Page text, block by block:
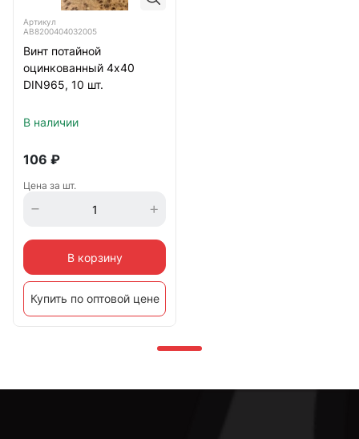
Артикул
АВ8200404032005
Винт потайной
оцинкованный 4х40
DIN965, 10 шт.
В наличии
106 ₽
Цена за шт.
В корзину
Купить по оптовой цене